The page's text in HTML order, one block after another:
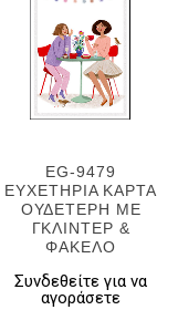
EG-9479
ΕΥΧΕΤΗΡΙΑ ΚΑΡΤΑ
ΟΥΔΕΤΕΡΗ ΜΕ
ΓΚΛΙΝΤΕΡ &
ΦΑΚΕΛΟ
Συνδεθείτε για να
αγοράσετε